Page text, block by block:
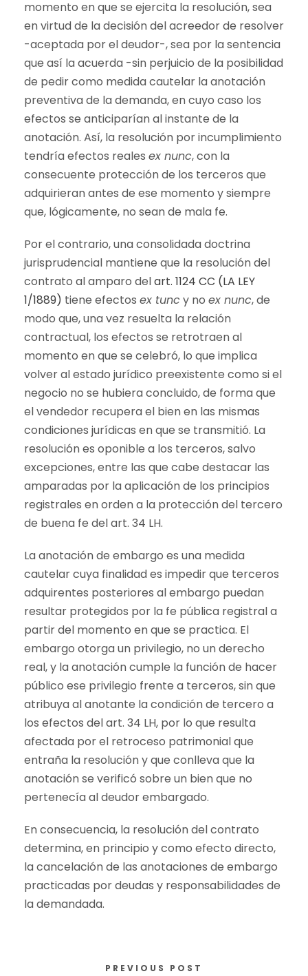
momento en que se ejercita la resolución, sea
en virtud de la decisión del acreedor de resolver
-aceptada por el deudor-, sea por la sentencia
que así la acuerda -sin perjuicio de la posibilidad
de pedir como medida cautelar la anotación
preventiva de la demanda, en cuyo caso los
efectos se anticiparían al instante de la
anotación. Así, la resolución por incumplimiento
tendría efectos reales ex nunc, con la
consecuente protección de los terceros que
adquirieran antes de ese momento y siempre
que, lógicamente, no sean de mala fe.
Por el contrario, una consolidada doctrina
jurisprudencial mantiene que la resolución del
contrato al amparo delart. 1124 CC (LA LEY
1/1889) tiene efectos ex tunc y no ex nunc, de
modo que, una vez resuelta la relación
contractual, los efectos se retrotraen al
momento en que se celebró, lo que implica
volver al estado jurídico preexistente como si el
negocio no se hubiera concluido, de forma que
el vendedor recupera el bien en las mismas
condiciones jurídicas en que se transmitió. La
resolución es oponible a los terceros, salvo
excepciones, entre las que cabe destacar las
amparadas por la aplicación de los principios
registrales en orden a la protección del tercero
de buena fe del art. 34 LH.
La anotación de embargo es una medida
cautelar cuya finalidad es impedir que terceros
adquirentes posteriores al embargo puedan
resultar protegidos por la fe pública registral a
partir del momento en que se practica. El
embargo otorga un privilegio, no un derecho
real, y la anotación cumple la función de hacer
público ese privilegio frente a terceros, sin que
atribuya al anotante la condición de tercero a
los efectos del art. 34 LH, por lo que resulta
afectada por el retroceso patrimonial que
entraña la resolución y que conlleva que la
anotación se verificó sobre un bien que no
pertenecía al deudor embargado.
En consecuencia, la resolución del contrato
determina, en principio y como efecto directo,
la cancelación de las anotaciones de embargo
practicadas por deudas y responsabilidades de
la demandada.
PREVIOUS POST